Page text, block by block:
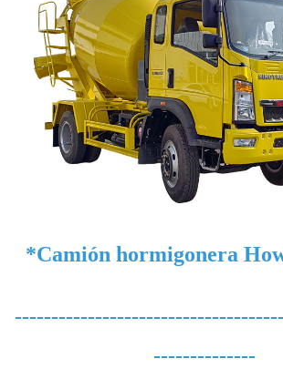
*Camión hormigonera
--------------